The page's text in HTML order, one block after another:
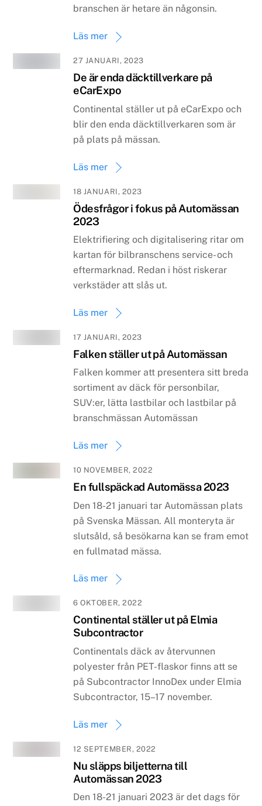
branschen är hetare än någonsin.
Läs mer
27 JANUARI, 2023
De är enda däcktillverkare på
eCarExpo
Continental ställer ut på eCarExpo och
blir den enda däcktillverkaren som är
på plats på mässan.
Läs mer
18 JANUARI, 2023
Ödesfrågor i fokus på Automässan
2023
Elektrifiering och digitalisering ritar om
kartan för bilbranschens service- och
eftermarknad. Redan i höst riskerar
verkstäder att slås ut.
Läs mer
17 JANUARI, 2023
Falken ställer ut på Automässan
Falken kommer att presentera sitt breda
sortiment av däck för personbilar,
SUV:er, lätta lastbilar och lastbilar på
branschmässan Automässan
Läs mer
10 NOVEMBER, 2022
En fullspäckad Automässa 2023
Den 18-21 januari tar Automässan plats
på Svenska Mässan. All monteryta är
slutsåld, så besökarna kan se fram emot
en fullmatad mässa.
Läs mer
6 OKTOBER, 2022
Continental ställer ut på Elmia
Subcontractor
Continentals däck av återvunnen
polyester från PET-flaskor finns att se
på Subcontractor InnoDex under Elmia
Subcontractor, 15–17 november.
Läs mer
12 SEPTEMBER, 2022
Nu släpps biljetterna till
Automässan 2023
Den 18-21 januari 2023 är det dags för